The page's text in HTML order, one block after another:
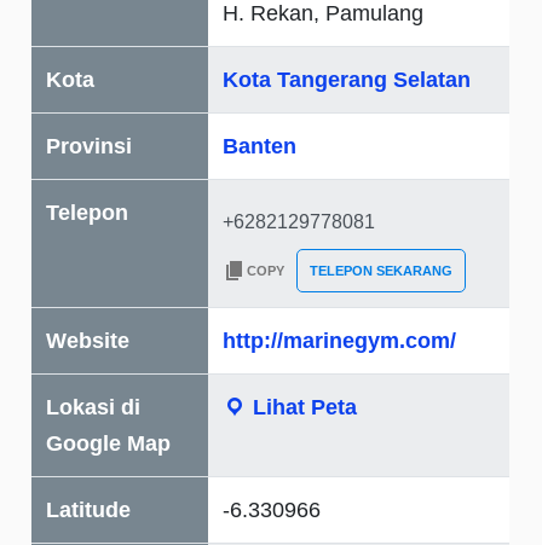
H. Rekan, Pamulang
Kota Kota Tangerang Selatan
Provinsi Banten
Telepon
COPY TELEPON SEKARANG
Website http://marinegym.com/
Lokasi di
Google Map
Lihat Peta
Latitude -6.330966